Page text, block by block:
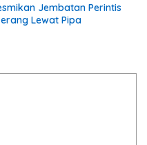
Jembatan Perintis
Lewat Pipa